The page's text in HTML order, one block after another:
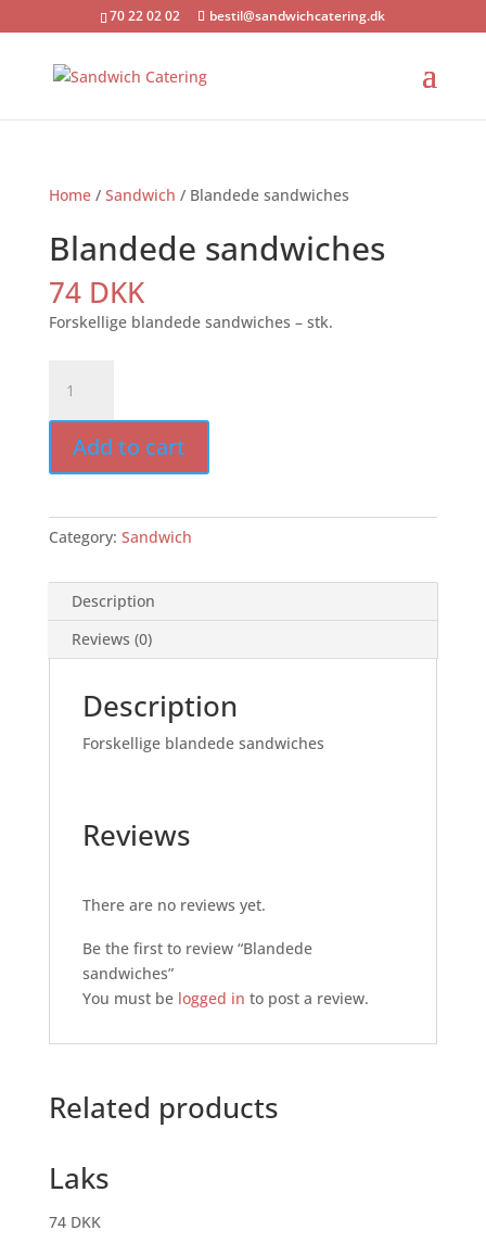
70 22 02 02 bestil@sandwichcatering.dk
Home/ Sandwich / Blandede sandwiches
Blandede sandwiches
74 DKK
Forskellige blandede sandwiches – stk.
sandwiches
quantity
Add to cart
Category: Sandwich
Description
Reviews (0)
Description
Forskellige blandede sandwiches
Reviews
There are no reviews yet.
Be the first to review “Blandede
sandwiches”
You must be logged in to post a review.
Related products
Laks
74 DKK